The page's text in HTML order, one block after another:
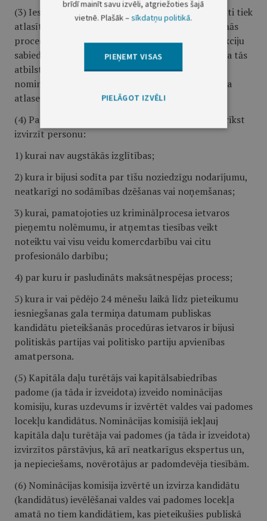
(3) Iespējamie valdes un padomes locekļu kandidāti tiek
atlasīti, organizējot publisku kandidātu pieteikšanās
procedūru. Atlasot valdes vai padomes locekļus akciju
sabiedrībā un sabiedrībā ar ierobežotu atbildību, ja tās
atbilst šā likuma 78. panta otrās daļas prasībām,
nominēšanas procesā papildus piesaista personāla
atlases konsultantu.
(4) Par valdes vai padomes locekļa kandidātu nedrīkst
izvirzīt personu:
1) kurai nav augstākās izglītības;
2) kura ir bijusi sodīta par tīšu noziedzīgu nodarījumu,
neatkarīgi no sodāmības dzēšanas vai noņemšanas;
3) kurai, pamatojoties uz kriminālprocesa ietvaros
pieņemtu nolēmumu, ir atņemtas tiesības veikt
noteiktu vai visu veidu komercdarbību vai citu
profesionālo darbību;
4) par kuru ir pasludināts maksātnespējas process;
5) kura ir vai pēdējo 24 mēnešu laikā līdz pieteikumu
iesniegšanas gala termiņa datumam publiskas
kandidātu pieteikšanās procedūras ietvaros ir bijusi
politiskās partijas vai politisko partiju apvienības
amatpersona.
(5) Kapitāla daļu turētājs vai kapitālsabiedrības
padome (ja tāda ir izveidota) izveido nominācijas
komisiju, kuras uzdevums ir izvērtēt valdes vai padomes
locekļu kandidātus. Nominācijas komisijā iekļauj
kapitāla daļu turētāja vai padomes (ja tāda ir izveidota)
izvirzītos pārstāvjus, kā arī neatkarīgus ekspertus un,
ja nepieciešams, novērotājus ar padomdevēja tiesībām.
(6) Nominācijas komisija izvērtē un izvirza kandidātu
(kandidātus) ievēlēšanai valdes vai padomes locekļa
amatā no tiem kandidātiem, kas pieteikušies publiskā
brīdī mainīt savu izvēli, atgriežoties šajā
vietnē. Plašāk –sīkdatņu politikā.
PIEŅEMT VISAS
PIELĀGOT IZVĒLI